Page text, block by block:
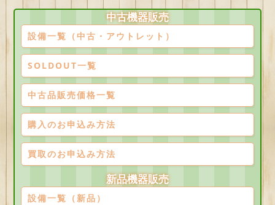
中古機器販売
設備一覧（中古・アウトレット）
SOLDOUT一覧
中古品販売価格一覧
購入のお申込み方法
買取のお申込み方法
新品機器販売
設備一覧（新品）